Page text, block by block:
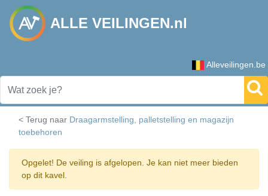
ALLE VEILINGEN.nl
Alleveilingen.be
< Terug naar Draagarmstelling, palletstelling en magazijn
toebehoren
Opgelet! De veiling is afgelopen. Je kan niet meer bieden
op dit kavel.